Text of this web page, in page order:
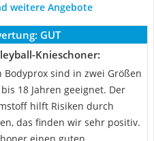
weitere Angebote
GUT
Knieschoner:
Bodyprox sind in zwei Größen
18 Jahren geeignet. Der
hilft Risiken durch
das finden wir sehr positiv.